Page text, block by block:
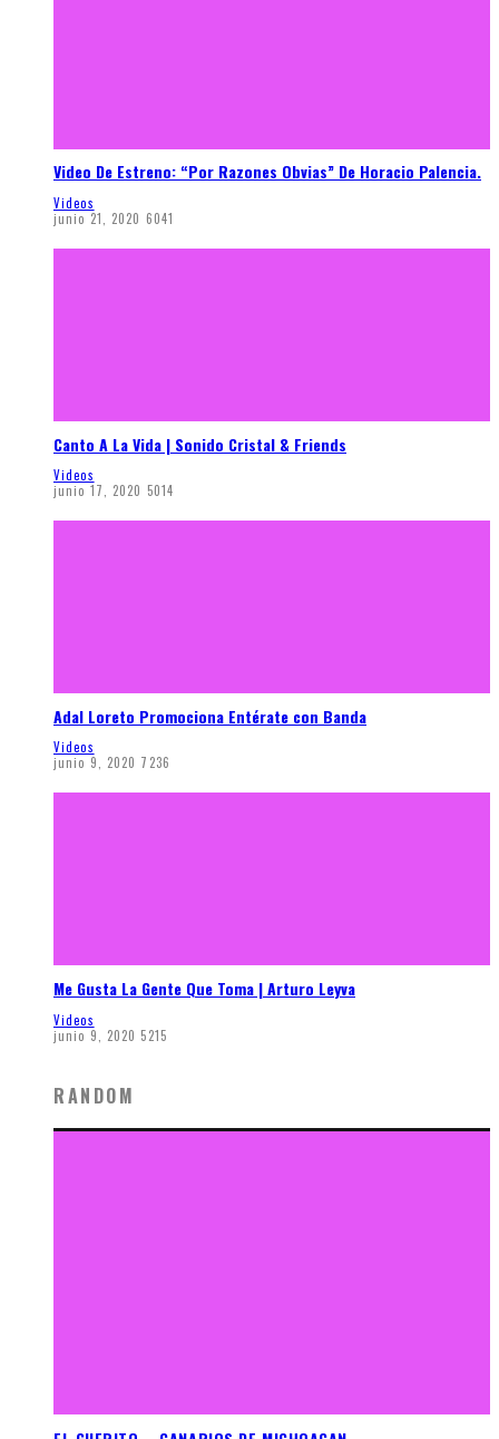
Video De Estreno: “Por Razones Obvias” De Horacio Palencia.
Videos
junio 21, 2020 6041
Canto A La Vida | Sonido Cristal & Friends
Videos
junio 17, 2020 5014
Adal Loreto Promociona Entérate con Banda
Videos
junio 9, 2020 7236
Me Gusta La Gente Que Toma | Arturo Leyva
Videos
junio 9, 2020 5215
RANDOM